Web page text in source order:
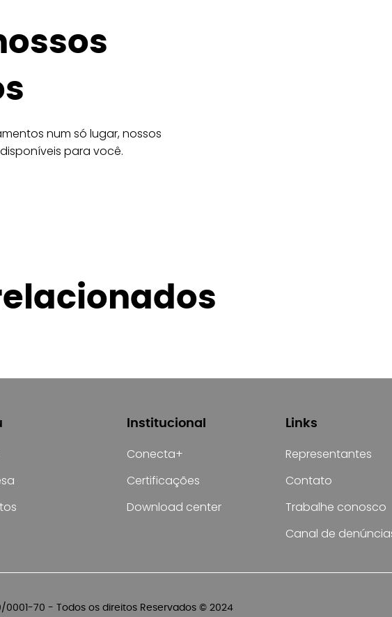
num só lugar, nossos
para você.
0001-70 - Todos os direitos Reservados © 2024
Institucional
Conecta+
Certificações
Download center
Links
Representantes
Contato
Trabalhe conosco
Canal de